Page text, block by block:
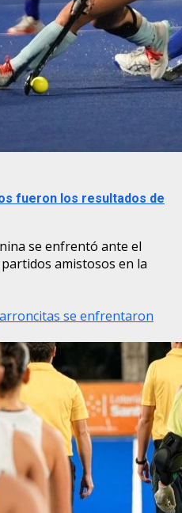
fueron los resultados de
se enfrentó ante el
amistosos en la
se enfrentaron